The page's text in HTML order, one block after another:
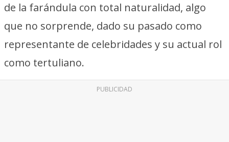
de la farándula con total naturalidad, algo
que no sorprende, dado su pasado como
representante de celebridades y su actual rol
como tertuliano.
PUBLICIDAD